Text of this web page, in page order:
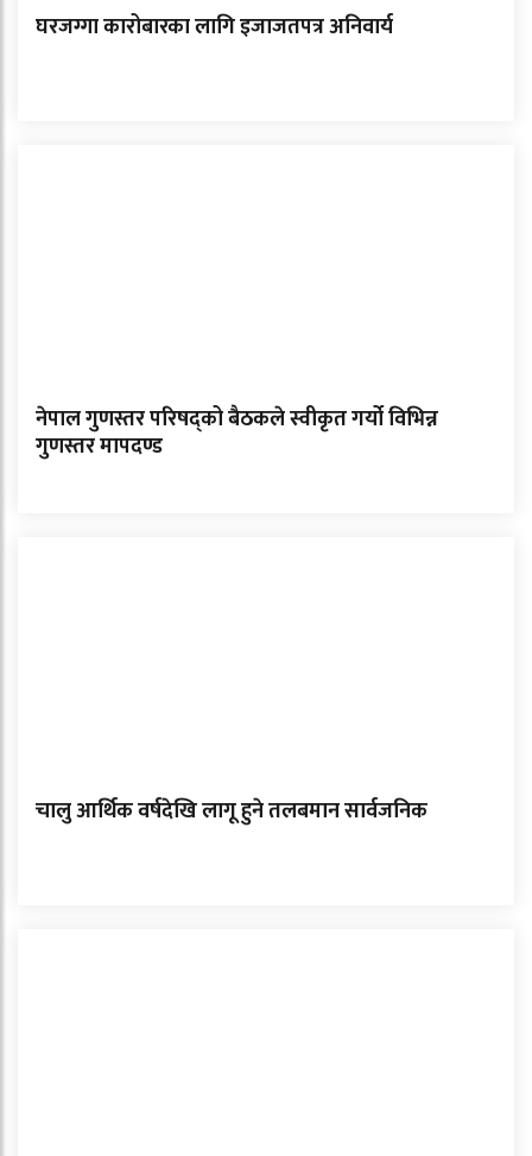
घरजग्गा कारोबारका लागि इजाजतपत्र अनिवार्य
नेपाल गुणस्तर परिषद्को बैठकले स्वीकृत गर्यो विभिन्न
गुणस्तर मापदण्ड
चालु आर्थिक वर्षदेखि लागू हुने तलबमान सार्वजनिक